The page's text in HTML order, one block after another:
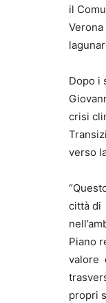
il
Dopo i
crisi
verso
città di
Piano
valore
propri